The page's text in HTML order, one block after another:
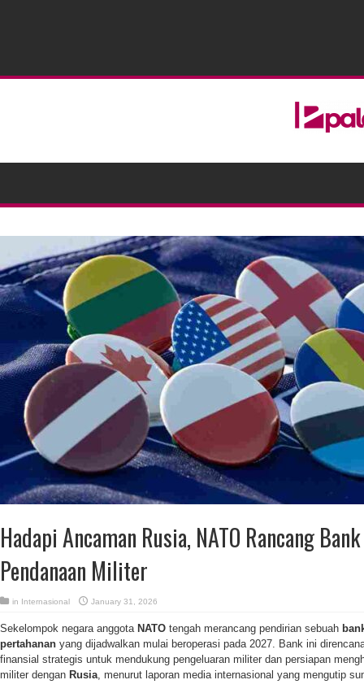
Hadapi Ancaman Rusia, NATO Rancang
Pendanaan Militer
in Internasional January 31, 2026
Sekelompok negara anggota NATO tengah merancang pendirian sebuah
pertahanan yang dijadwalkan mulai beroperasi pada 2027. Bank ini
finansial strategis untuk mendukung pengeluaran militer dan persiapan
militer dengan Rusia, menurut laporan media internasional yang mengutip